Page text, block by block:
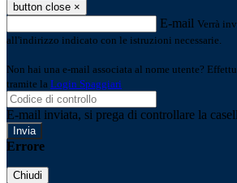
button close ×
E-mail Verrà
all'indirizzo indicato con le istruzioni necessarie.
Non hai una e-mail associata al nome utente?
tramite la Login Spaggiari
E-mail inviata, si prega di controllare la
Errore
Chiudi